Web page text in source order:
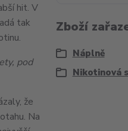
hit. V
tak
pod
že
Na
Zboží
Náplně
Nikotinová